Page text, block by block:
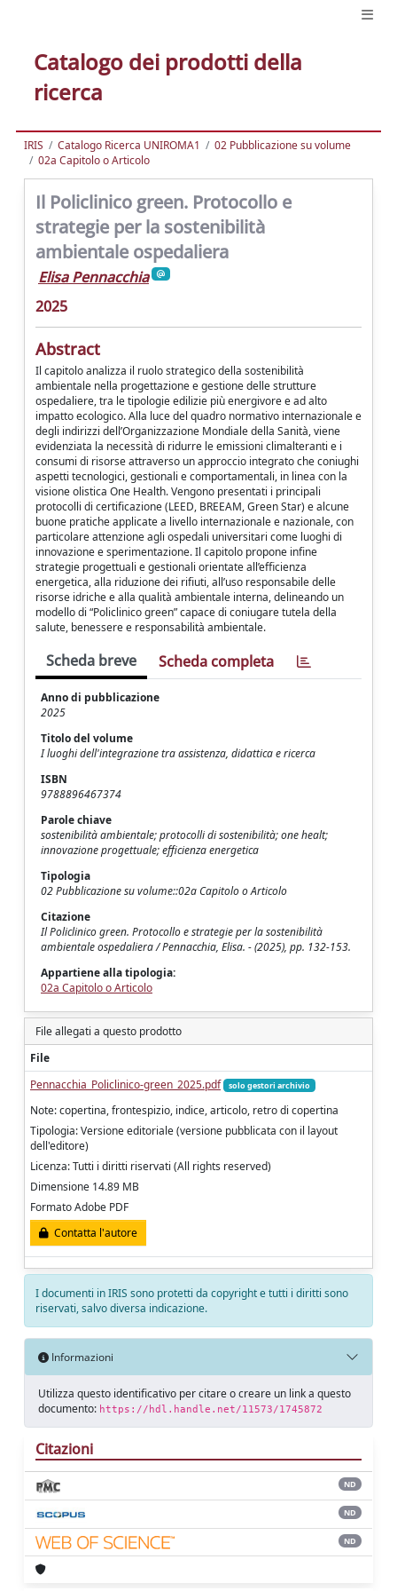
Catalogo dei prodotti della
ricerca
IRIS Catalogo Ricerca UNIROMA1
02 Pubblicazione su volume
02a Capitolo o Articolo
Il Policlinico green. Protocollo e
strategie per la sostenibilità
ambientale ospedaliera
Elisa Pennacchia
2025
Abstract
Il capitolo analizza il ruolo strategico della sostenibilità
ambientale nella progettazione e gestione delle strutture
ospedaliere, tra le tipologie edilizie più energivore e ad alto
impatto ecologico. Alla luce del quadro normativo internazionale e
degli indirizzi dell’Organizzazione Mondiale della Sanità, viene
evidenziata la necessità di ridurre le emissioni climalteranti e i
consumi di risorse attraverso un approccio integrato che coniughi
aspetti tecnologici, gestionali e comportamentali, in linea con la
visione olistica One Health. Vengono presentati i principali
protocolli di certificazione (LEED, BREEAM, Green Star) e alcune
buone pratiche applicate a livello internazionale e nazionale, con
particolare attenzione agli ospedali universitari come luoghi di
innovazione e sperimentazione. Il capitolo propone infine
strategie progettuali e gestionali orientate all’efficienza
energetica, alla riduzione dei rifiuti, all’uso responsabile delle
risorse idriche e alla qualità ambientale interna, delineando un
modello di “Policlinico green” capace di coniugare tutela della
salute, benessere e responsabilità ambientale.
Scheda breve Scheda completa
Anno di pubblicazione
2025
Titolo del volume
I luoghi dell'integrazione tra assistenza, didattica e ricerca
ISBN
9788896467374
Parole chiave
sostenibilità ambientale; protocolli di sostenibilità; one healt;
innovazione progettuale; efficienza energetica
Tipologia
02 Pubblicazione su volume::02a Capitolo o Articolo
Citazione
Il Policlinico green. Protocollo e strategie per la sostenibilità
ambientale ospedaliera / Pennacchia, Elisa. - (2025), pp. 132-153.
Appartiene alla tipologia:
02a Capitolo o Articolo
File allegati a questo prodotto
File
Pennacchia_Policlinico-green_2025.pdf
solo gestori archivio
Note: copertina, frontespizio, indice, articolo, retro di copertina
Tipologia: Versione editoriale (versione pubblicata con il layout
dell'editore)
Licenza: Tutti i diritti riservati (All rights reserved)
Dimensione 14.89 MB
Formato Adobe PDF
Contatta l'autore
I documenti in IRIS sono protetti da copyright e tutti i diritti sono
riservati, salvo diversa indicazione.
Informazioni
Utilizza questo identificativo per citare o creare un link a questo
documento: https://hdl.handle.net/11573/1745872
Citazioni
ND
ND
ND